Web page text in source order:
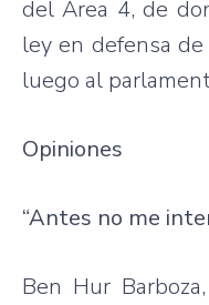
delÁrea 4, de
ley en defensa de
luego al
Opiniones
“Antes no me
Ben Hur Barboza,